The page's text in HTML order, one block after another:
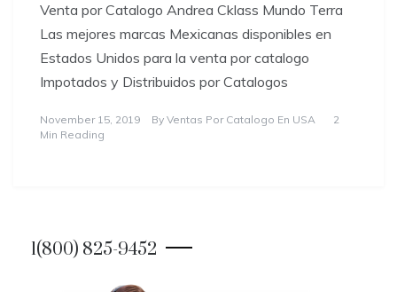
Venta por Catalogo Andrea Cklass Mundo Terra
Las mejores marcas Mexicanas disponibles en
Estados Unidos para la venta por catalogo
Impotados y Distribuidos por Catalogos
November 15, 2019 By Ventas Por Catalogo En USA
2
Min Reading
1(800) 825-9452